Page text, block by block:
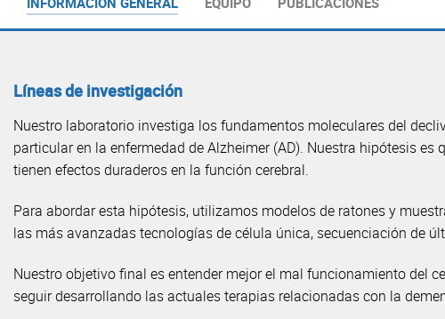
Líneas de investigación
Nuestro laboratorio investiga los fundamentos moleculares del
particular en la enfermedad de Alzheimer (AD). Nuestra hipótesis
tienen efectos duraderos en la función cerebral.
Para abordar esta hipótesis, utilizamos modelos de ratones y
las más avanzadas tecnologías de célula única, secuenciación de
Nuestro objetivo final es entender mejor el mal funcionamiento del
seguir desarrollando las actuales terapias relacionadas con la